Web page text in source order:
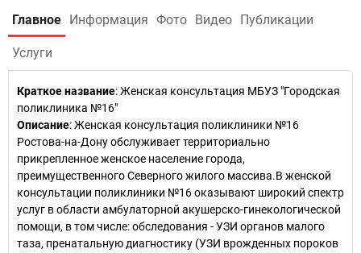
Главное Информация Фото Видео Публикации
Услуги
Краткое название:Женская консультация МБУЗ "Городская
поликлиника №16"
Описание: Женская консультация поликлиники №16
Ростова-на-Дону обслуживает территориально
прикрепленное женское население города,
преимущественного Северного жилого массива.В женской
консультации поликлиники №16 оказывают широкий спектр
услуг в области амбулаторной акушерско-гинекологической
помощи, в том числе: обследования - УЗИ органов малого
таза, пренатальную диагностику (УЗИ врожденных пороков